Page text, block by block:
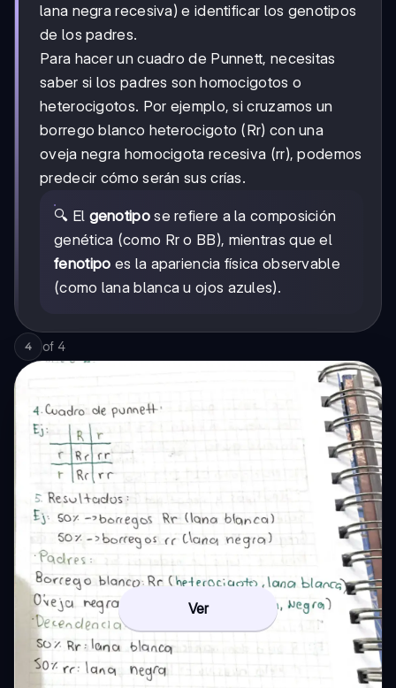
lana negra recesiva) e identificar los genotipos
de los padres.
Para hacer un cuadro de Punnett, necesitas
saber si los padres son homocigotos o
heterocigotos. Por ejemplo, si cruzamos un
borrego blanco heterocigoto (Rr) con una
oveja negra homocigota recesiva (rr), podemos
predecir cómo serán sus crías.
🔍 El genotipose refiere a la composición
genética (como Rr o BB), mientras que el
fenotipo es la apariencia física observable
(como lana blanca u ojos azules).
4 of 4
Ver